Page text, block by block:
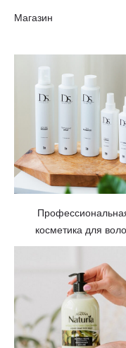
Магазин
косметика для